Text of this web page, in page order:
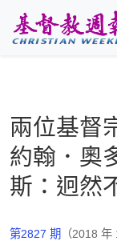
兩位基督
約翰．奧
斯：迥然
第2827 期 （2018 年